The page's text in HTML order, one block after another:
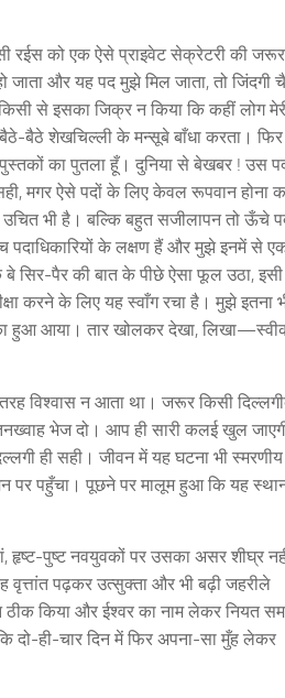
रईस को एक ऐसे प्राइवेट सेक्रेटरी की
जाता और यह पद मुझे मिल जाता, तो जिंदगी
से इसका जिक्र न किया कि कहीं लोग
बैठे शेखचिल्ली के मन्सूबे बाँधा करता। फिर
का पुतला हूँ। दुनिया से बेखबर ! उस
मगर ऐसे पदों के लिए केवल रूपवान होना
भी है। बल्कि बहुत सजीलापन तो ऊँचे
पदाधिकारियों के लक्षण हैं और मुझे इनमें से
सिर-पैर की बात के पीछे ऐसा फूल उठा,
करने के लिए यह स्वाँग रचा है। मुझे इतना
हुआ आया। तार खोलकर देखा,
विश्वास न आता था। जरूर किसी
भेज दो। आप ही सारी कलई खुल
ही सही। जीवन में यह घटना भी स्मरणीय
पर पहुँचा। पूछने पर मालूम हुआ कि यह
हृष्ट-पुष्ट नवयुवकों पर उसका असर शीघ्र
वृत्तांत पढ़कर उत्सुक्ता और भी बढ़ी जहरीले
किया और ईश्वर का नाम लेकर नियत
दो-ही-चार दिन में फिर अपना-सा मुँह लेकर